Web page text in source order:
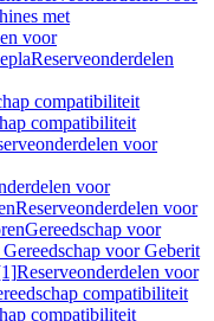
met
voor
Reserveonderdelen
compatibiliteit
compatibiliteit
voor
voor
Reserveonderdelen voor
Gereedschap voor
voor Geberit
Reserveonderdelen voor
compatibiliteit
compatibiliteit